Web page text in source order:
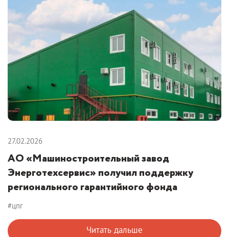
27.02.2026
АО «Машиностроительный завод
Энерготехсервис» получил поддержку
регионального гарантийного фонда
#цпг
Читать дальше